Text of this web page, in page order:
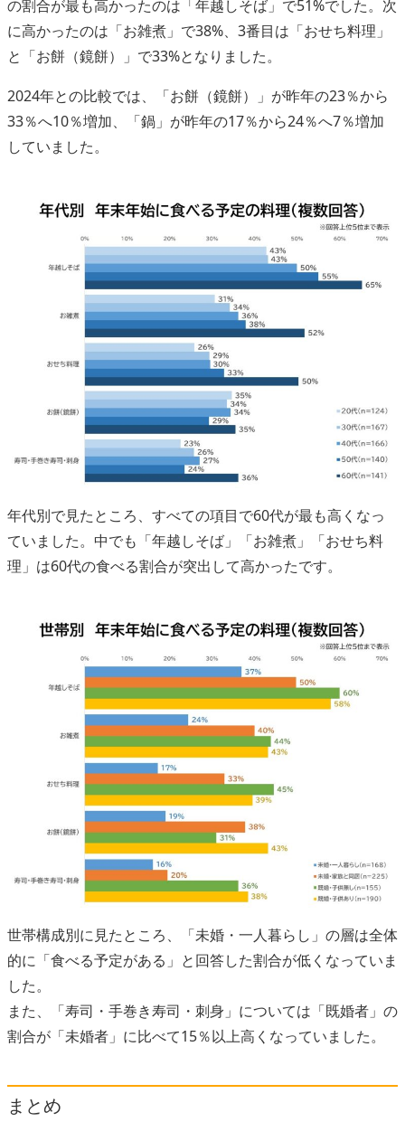
の割合が最も高かったのは「年越しそば」で51%でした。次
に高かったのは「お雑煮」で38%、3番目は「おせち料理」
と「お餅（鏡餅）」で33%となりました。
2024年との比較では、「お餅（鏡餅）」が昨年の23％から
33％へ10％増加、「鍋」が昨年の17％から24％へ7％増加
していました。
年代別で見たところ、すべての項目で60代が最も高くなっ
ていました。中でも「年越しそば」「お雑煮」「おせち料
理」は60代の食べる割合が突出して高かったです。
世帯構成別に見たところ、「未婚・一人暮らし」の層は全体
的に「食べる予定がある」と回答した割合が低くなっていま
した。
また、「寿司・手巻き寿司・刺身」については「既婚者」の
割合が「未婚者」に比べて15％以上高くなっていました。
まとめ